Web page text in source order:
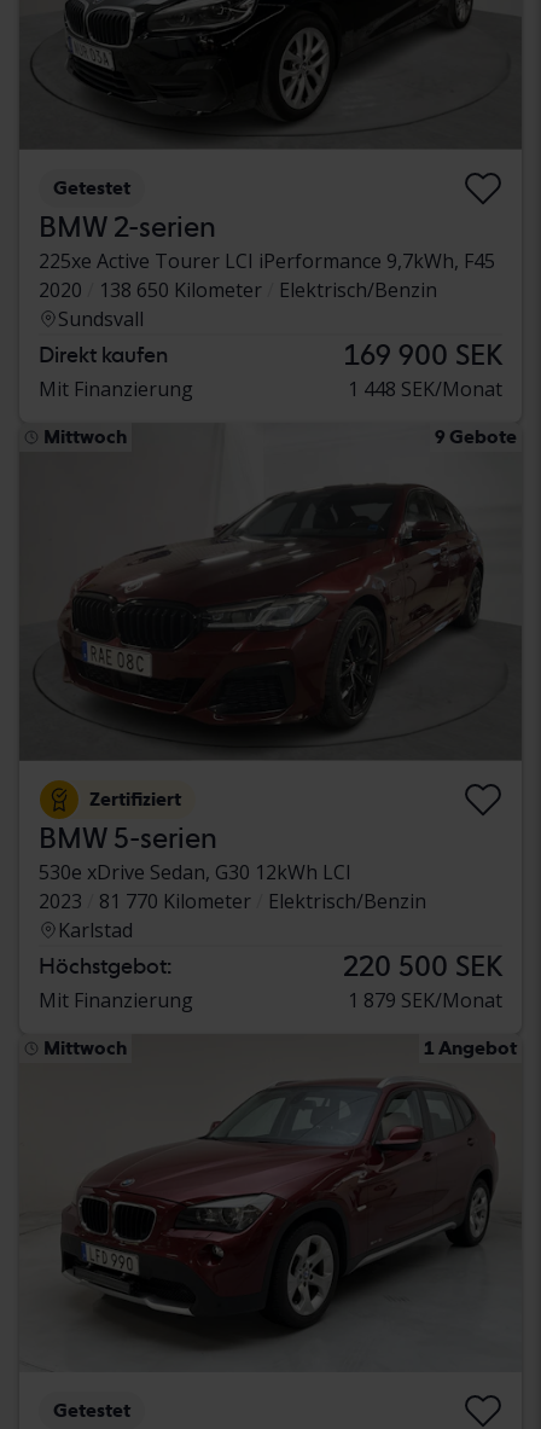
Getestet
BMW 2-serien
225xe Active Tourer LCI iPerformance 9,7kWh, F45
2020
138 650 Kilometer
Elektrisch/Benzin
Sundsvall
Direkt kaufen 169 900 SEK
Mit Finanzierung 1 448 SEK/Monat
Mittwoch 9 Gebote
Zertifiziert
BMW 5-serien
530e xDrive Sedan, G30 12kWh LCI
2023
81 770 Kilometer
Elektrisch/Benzin
Karlstad
Höchstgebot: 220 500 SEK
Mit Finanzierung 1 879 SEK/Monat
Mittwoch 1 Angebot
Getestet